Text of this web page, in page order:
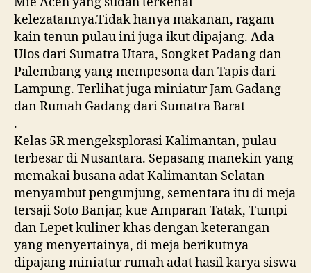
kelezatannya.Tidak hanya makanan, ragam
kain tenun pulau ini juga ikut dipajang. Ada
Ulos dari Sumatra Utara, Songket Padang dan
Palembang yang mempesona dan Tapis dari
Lampung. Terlihat juga miniatur Jam Gadang
dan Rumah Gadang dari Sumatra Barat
.
Kelas 5R mengeksplorasi Kalimantan, pulau
terbesar di Nusantara. Sepasang manekin yang
memakai busana adat Kalimantan Selatan
menyambut pengunjung, sementara itu di meja
tersaji Soto Banjar, kue Amparan Tatak, Tumpi
dan Lepet kuliner khas dengan keterangan
yang menyertainya, di meja berikutnya
dipajang miniatur rumah adat hasil karya siswa